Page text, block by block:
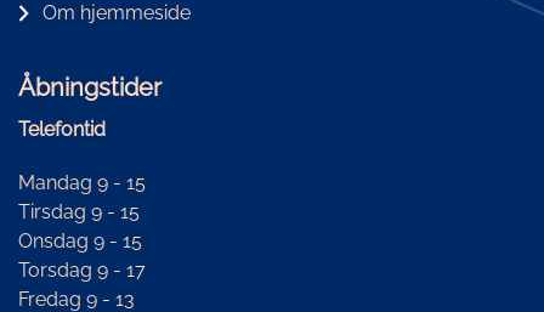
Om hjemmeside
Åbningstider
Telefontid
Mandag 9 - 15
Tirsdag 9 - 15
Onsdag 9 - 15
Torsdag 9 - 17
Fredag 9 - 13